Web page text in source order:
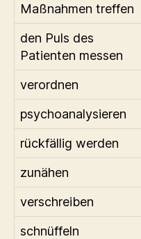
Maßnahmen treffen
den Puls des
Patienten messen
verordnen
psychoanalysieren
rückfällig werden
zunähen
verschreiben
schnüffeln